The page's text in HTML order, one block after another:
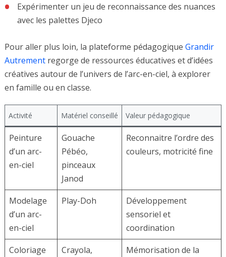
Expérimenter un jeu de reconnaissance des nuances
avec les palettes Djeco
Pour aller plus loin, la plateforme pédagogique Grandir
Autrementregorge de ressources éducatives et d’idées
créatives autour de l’univers de l’arc-en-ciel, à explorer
en famille ou en classe.
Activité Matériel conseillé Valeur pédagogique
Peinture
d’un arc-
en-ciel
Gouache
Pébéo,
pinceaux
Janod
Reconnaitre l’ordre des
couleurs, motricité fine
Modelage
d’un arc-
en-ciel
Play-Doh
Développement
sensoriel et
coordination
Coloriage
Crayola,
Mémorisation de la